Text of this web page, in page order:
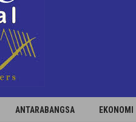
ANTARABANGSA EKONOMI